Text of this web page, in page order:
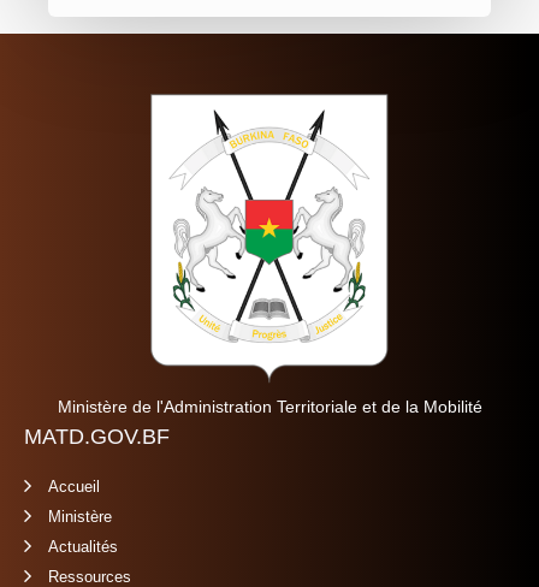
Ministère de l'Administration Territoriale et de la Mobilité
MATD.GOV.BF
Accueil
Ministère
Actualités
Ressources